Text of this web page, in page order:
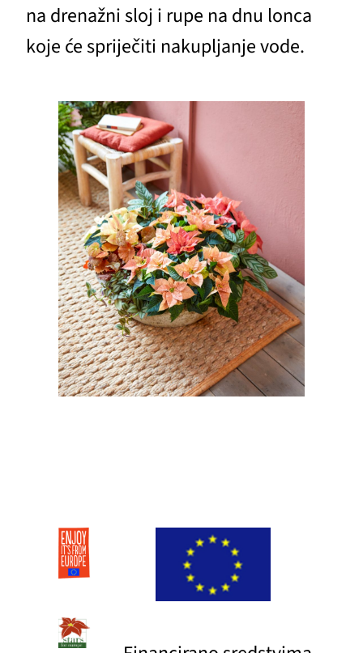
na drenažni sloj i rupe na dnu lonca
koje će spriječiti nakupljanje vode.